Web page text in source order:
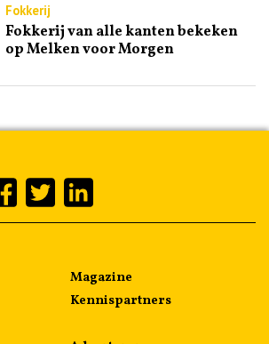
Fokkerij
Fokkerij van alle kanten bekeken
op Melken voor Morgen
Magazine
Kennispartners